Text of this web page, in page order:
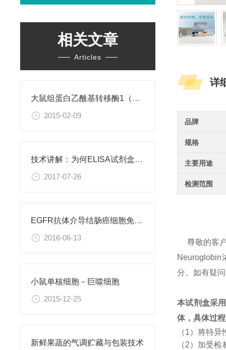
相关文章
Articles
大鼠组蛋白乙酰基转移酶1（HAT1）ELISA试剂盒
2015-02-09
技术讲解：为何ELISA试剂盒OD值不正常
2017-07-26
EGFR抗体介导结肠癌细胞免疫性凋亡
2016-06-13
小鼠单核细胞－巨噬细胞
2015-12-25
新鲜果蔬的气调贮藏与包装技术
详
品牌
规格
主要用途
检测范围
尊敬的客
Neuroglobin
分。如有疑
本试剂盒采
体，具体过
（1）将特
（2）加受